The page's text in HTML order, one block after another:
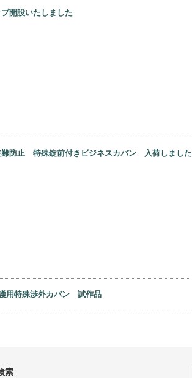
開設いたしました
防止 特殊錠前付きビジネスカバン 入荷しました
用特殊渉外カバン 試作品
索